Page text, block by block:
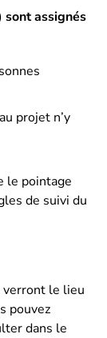
sont assignés
projet n’y
le pointage
de suivi du
verront le lieu
pouvez
dans le